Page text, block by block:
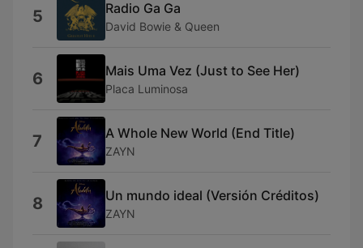
5 Radio Ga Ga
David Bowie & Queen
6 Mais Uma Vez (Just to See Her)
Placa Luminosa
7 A Whole New World (End Title)
ZAYN
8 Un mundo ideal (Versión Créditos)
ZAYN